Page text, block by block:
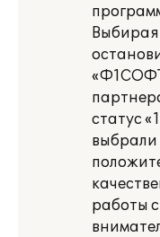
Выбирая
статус
работы